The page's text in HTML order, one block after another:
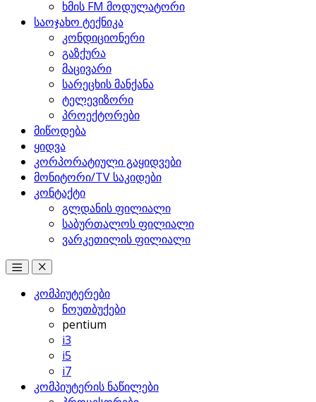
ხმის FM მოდულატორი
საოჯახო ტექნიკა
კონდიციონერი
გაზქურა
მაცივარი
სარეცხის მანქანა
ტელევიზორი
პროექტორები
მიწოდება
ყიდვა
კორპორატიული გაყიდვები
მონიტორი/TV საკიდები
კონტაქტი
გლდანის ფილიალი
საბურთალოს ფილიალი
ვარკეთილის ფილიალი
Open Close
კომპიუტერები
ნოუთბუქები
pentium
i3
i5
i7
კომპიუტერის ნაწილები